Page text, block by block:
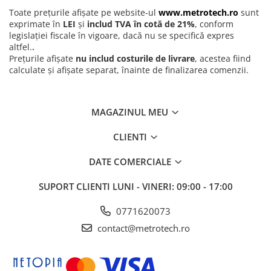
Toate prețurile afișate pe website-ul www.metrotech.ro sunt
exprimate în LEI și includ TVA în cotă de 21%, conform
legislației fiscale în vigoare, dacă nu se specifică expres
altfel..
Prețurile afișate nu includ costurile de livrare, acestea fiind
calculate și afișate separat, înainte de finalizarea comenzii.
MAGAZINUL MEU
CLIENTI
DATE COMERCIALE
SUPORT CLIENTI LUNI - VINERI: 09:00 - 17:00
0771620073
contact@metrotech.ro